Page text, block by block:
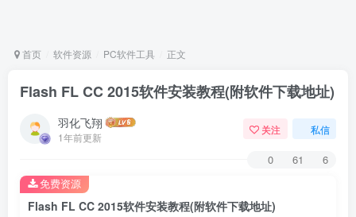
首页 软件资源 PC软件工具 正文
Flash FL CC 2015软件安装教程(附软件下载地址)
羽化飞翔
1年前更新
关注 私信
0 61 6
Flash FL CC 2015软件安装教程(附软件下载地址)
免费资源